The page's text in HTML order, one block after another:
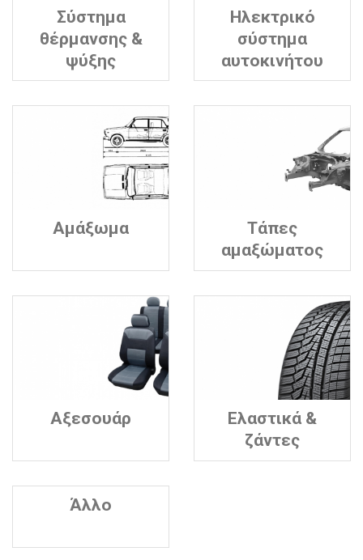
Σύστημα
θέρμανσης &
ψύξης
Ηλεκτρικό
σύστημα
αυτοκινήτου
Αμάξωμα
Τάπες
αμαξώματος
Αξεσουάρ
Ελαστικά &
ζάντες
Άλλο